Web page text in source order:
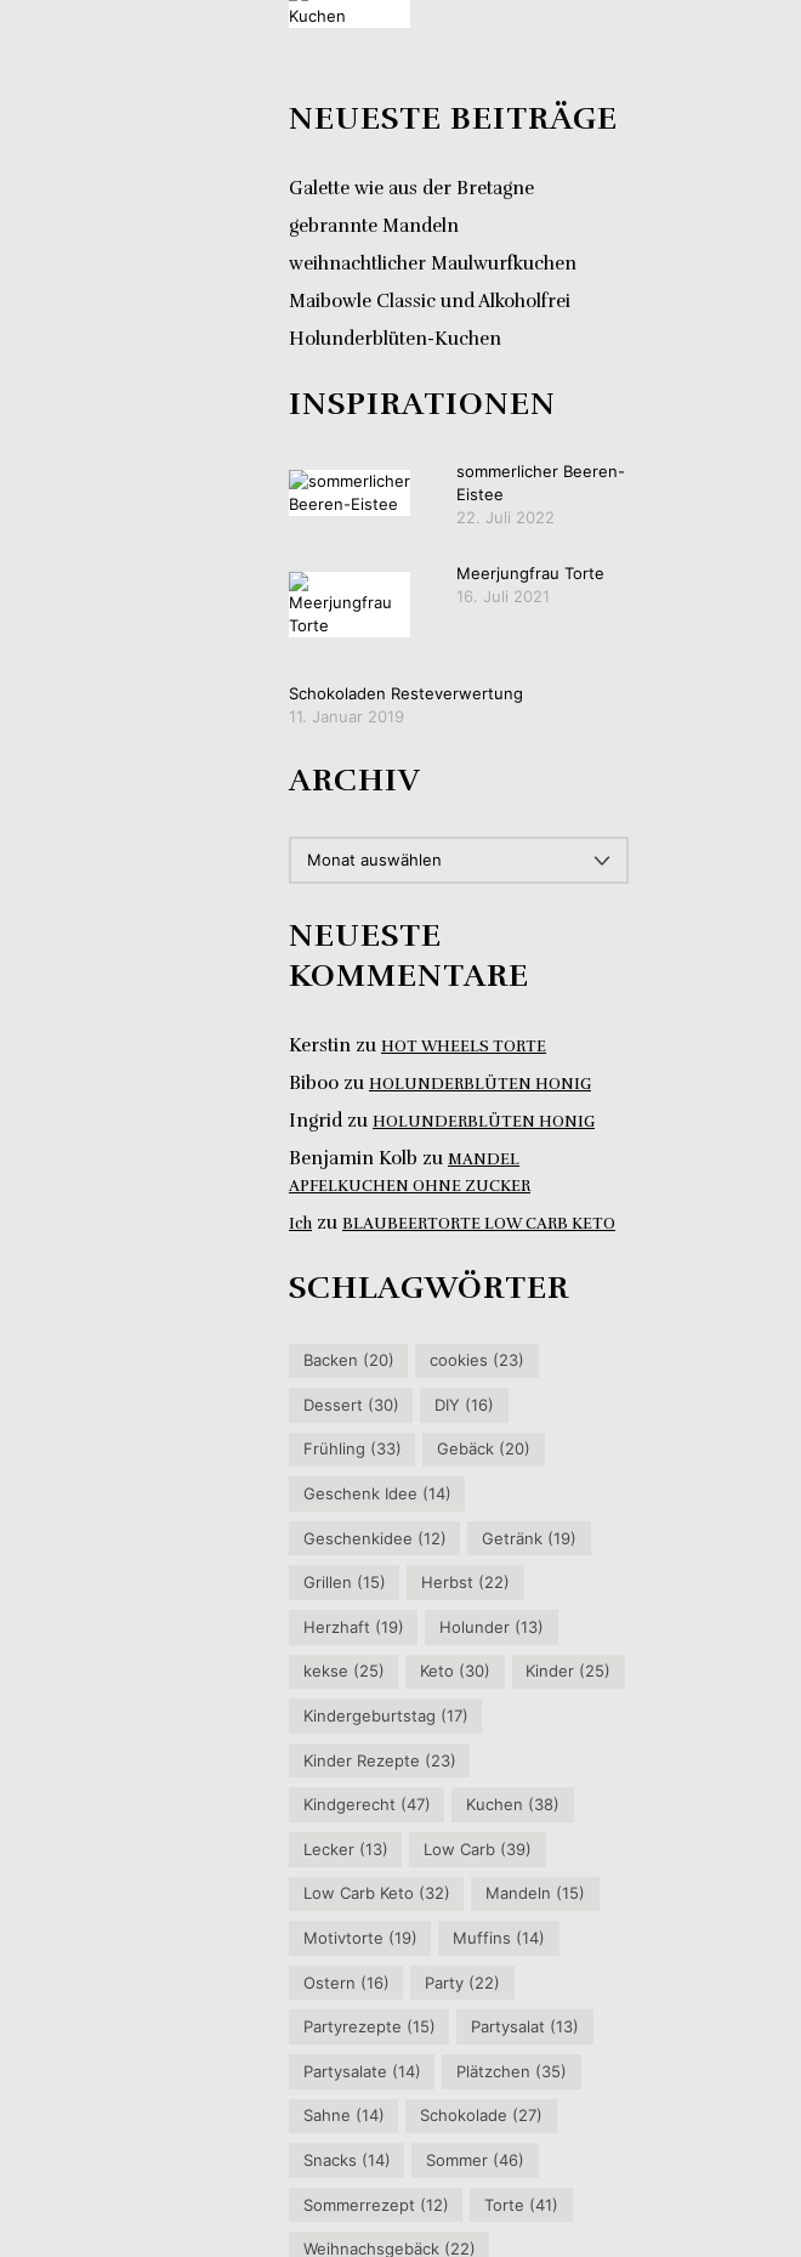
NEUESTE BEITRÄGE
Galette wie aus der Bretagne
gebrannte Mandeln
weihnachtlicher Maulwurfkuchen
Maibowle Classic und Alkoholfrei
Holunderblüten-Kuchen
INSPIRATIONEN
sommerlicher Beeren-
Eistee
22. Juli 2022
Meerjungfrau Torte
16. Juli 2021
Schokoladen Resteverwertung
11. Januar 2019
ARCHIV
NEUESTE
KOMMENTARE
Kerstin zu HOT WHEELS TORTE
Biboo zu HOLUNDERBLÜTEN HONIG
Ingrid zu HOLUNDERBLÜTEN HONIG
Benjamin Kolb zu MANDEL
APFELKUCHEN OHNE ZUCKER
Ich zu BLAUBEERTORTE LOW CARB KETO
SCHLAGWÖRTER
Backen (20) cookies (23)
Dessert (30) DIY (16)
Frühling (33) Gebäck (20)
Geschenk Idee (14)
Geschenkidee (12) Getränk (19)
Grillen (15) Herbst (22)
Herzhaft (19) Holunder (13)
kekse (25) Keto (30) Kinder (25)
Kindergeburtstag (17)
Kinder Rezepte (23)
Kindgerecht (47) Kuchen (38)
Lecker(13) Low Carb (39)
Low Carb Keto (32) Mandeln (15)
Motivtorte (19) Muffins (14)
Ostern (16) Party (22)
Partyrezepte (15) Partysalat (13)
Partysalate (14) Plätzchen (35)
Sahne (14) Schokolade (27)
Snacks (14) Sommer (46)
Sommerrezept (12) Torte (41)
Weihnachsgebäck(22)